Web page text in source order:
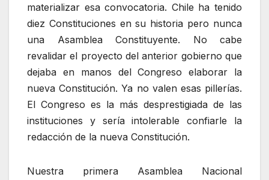
materializar esa convocatoria. Chile ha tenido
diez Constituciones en su historia pero nunca
una Asamblea Constituyente. No cabe
revalidar el proyecto del anterior gobierno que
dejaba en manos del Congreso elaborar la
nueva Constitución. Ya no valen esas pillerías.
El Congreso es la más desprestigiada de las
instituciones y sería intolerable confiarle la
redacción de la nueva Constitución.
Nuestra primera Asamblea Nacional